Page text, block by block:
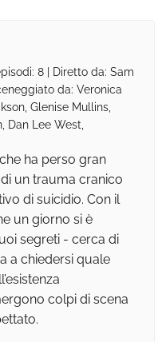
8 | Diretto da: Sam
da: Veronica
Glenise Mullins,
Dan Lee West,
ha perso gran
un trauma cranico
di suicidio. Con il
un giorno si è
segreti - cerca di
a chiedersi quale
colpi di scena